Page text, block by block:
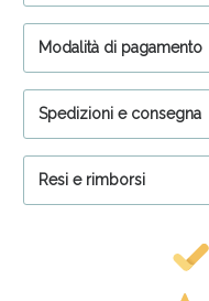
Modalità di pagamento
Spedizioni e consegna
Resi e rimborsi